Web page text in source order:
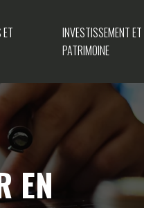
INVESTISSEMENT ET
PATRIMOINE
EN